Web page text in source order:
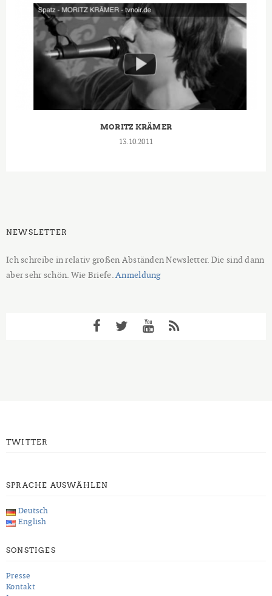
MORITZ KRÄMER
13.10.2011
NEWSLETTER
Ich schreibe in relativ großen Abständen Newsletter. Die sind dann
aber sehr schön. Wie Briefe.Anmeldung
TWITTER
SPRACHE AUSWÄHLEN
Deutsch
English
SONSTIGES
Presse
Kontakt